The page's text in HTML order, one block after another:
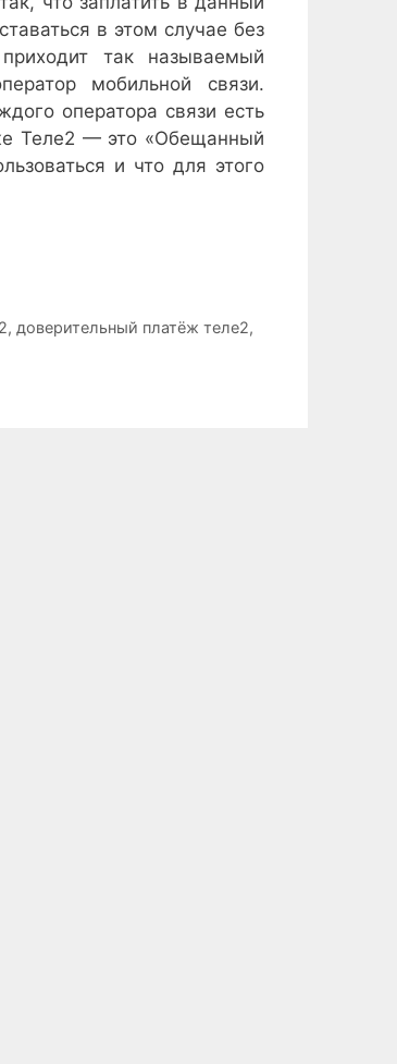
в этом случае без
так называемый
мобильной связи.
оператора связи есть
Теле2 — это «Обещанный
и что для этого
, доверительный платёж теле2,